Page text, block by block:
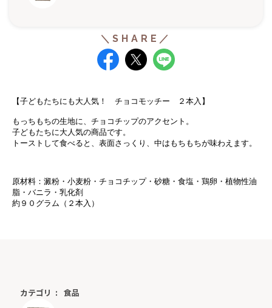
【子どもたちにも大人気！ チョコモッチー ２本入】
もっちもちの生地に、チョコチップのアクセント。
子どもたちに大人気の商品です。
トーストして食べると、表面さっくり、中はもちもちが味わえます。
原材料：澱粉・小麦粉・チョコチップ・砂糖・食塩・鶏卵 ・植物性油
脂・バニラ・乳化剤
約９０グラム（２本入）
カテゴリ 食品